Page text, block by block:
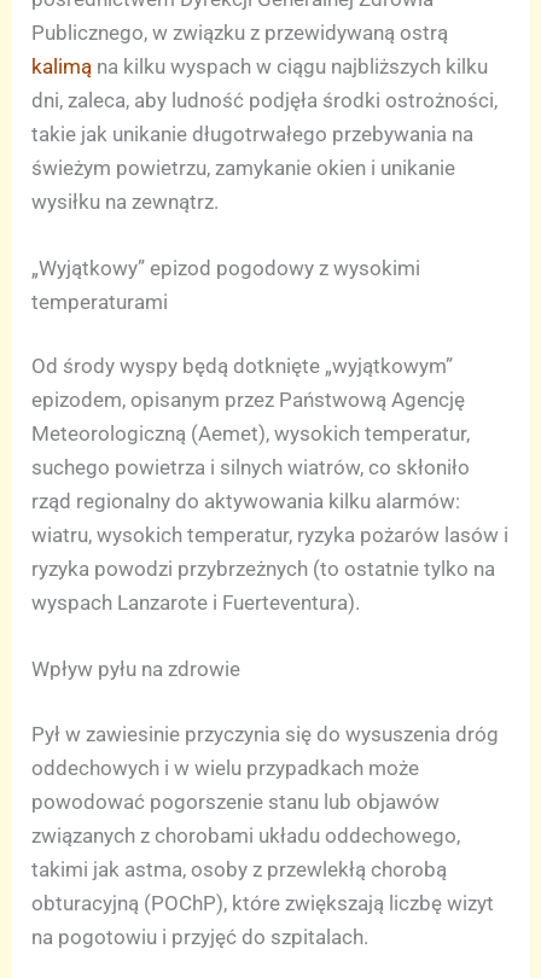
Publicznego, w związku z przewidywaną ostrą
kalimą na kilku wyspach w ciągu najbliższych kilku
dni, zaleca, aby ludność podjęła środki ostrożności,
takie jak unikanie długotrwałego przebywania na
świeżym powietrzu, zamykanie okien i unikanie
wysiłku na zewnątrz.
„Wyjątkowy” epizod pogodowy z wysokimi
temperaturami
Od środy wyspy będą dotknięte „wyjątkowym”
epizodem, opisanym przez Państwową Agencję
Meteorologiczną (Aemet), wysokich temperatur,
suchego powietrza i silnych wiatrów, co skłoniło
rząd regionalny do aktywowania kilku alarmów:
wiatru, wysokich temperatur, ryzyka pożarów lasów i
ryzyka powodzi przybrzeżnych (to ostatnie tylko na
wyspach Lanzarote i Fuerteventura).
Wpływ pyłu na zdrowie
Pył w zawiesinie przyczynia się do wysuszenia dróg
oddechowych i w wielu przypadkach może
powodować pogorszenie stanu lub objawów
związanych z chorobami układu oddechowego,
takimi jak astma, osoby z przewlekłą chorobą
obturacyjną (POChP), które zwiększają liczbę wizyt
na pogotowiu i przyjęć do szpitalach.